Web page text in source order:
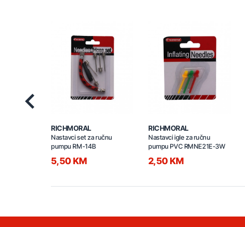
RICHMORAL
Nastavci set za ručnu
pumpu RM-14B
5,50 KM
RICHMORAL
Nastavci igle za ručnu
pumpu PVC RMNE21E-3W
2,50 KM